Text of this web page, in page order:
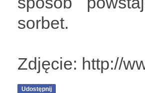
sorbet.
Zdjęcie: http://
Udostępnij